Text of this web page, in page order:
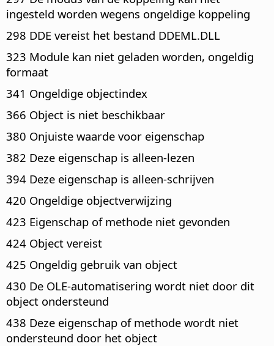
ingesteld worden wegens ongeldige koppeling
298 DDE vereist het bestand DDEML.DLL
323 Module kan niet geladen worden, ongeldig
formaat
341 Ongeldige objectindex
366 Object is niet beschikbaar
380 Onjuiste waarde voor eigenschap
382 Deze eigenschap is alleen-lezen
394 Deze eigenschap is alleen-schrijven
420 Ongeldige objectverwijzing
423 Eigenschap of methode niet gevonden
424 Object vereist
425 Ongeldig gebruik van object
430 De OLE-automatisering wordt niet door dit
object ondersteund
438 Deze eigenschap of methode wordt niet
ondersteund door het object